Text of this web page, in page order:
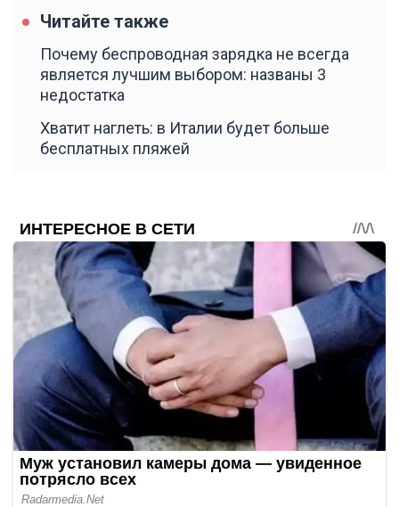
Читайте также
Почему беспроводная зарядка не всегда
является лучшим выбором: названы 3
недостатка
Хватит наглеть: в Италии будет больше
бесплатных пляжей